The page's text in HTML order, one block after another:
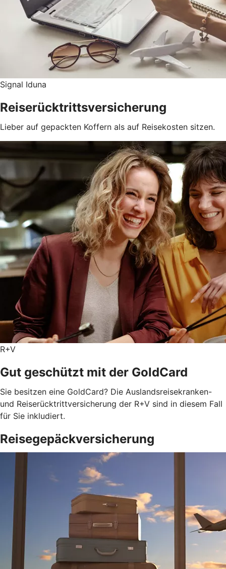
Signal Iduna
Reiserücktritts­versicherung
Lieber auf gepackten Koffern als auf Reisekosten sitzen.
R+V
Gut geschützt mit der GoldCard
Sie besitzen eine GoldCard? Die Auslandsreisekranken-
und Reiserücktrittversicherung der R+V sind in diesem Fall
für Sie inkludiert.
Reisegepäckversicherung